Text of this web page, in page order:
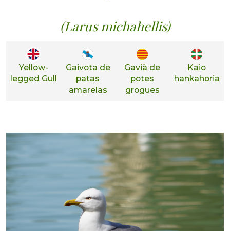
(Larus michahellis)
Yellow-
legged Gull
Gaivota de
patas
amarelas
Gavià de
potes
grogues
Kaio
hankahoria